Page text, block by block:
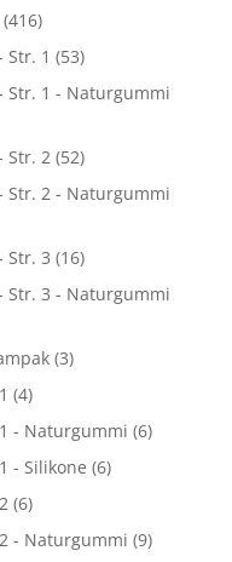
(416)
Str. 1 (53)
Str. 1 - Naturgummi
Str. 2 (52)
Str. 2 - Naturgummi
Str. 3 (16)
Str. 3 - Naturgummi
(3)
(4)
- Naturgummi (6)
- Silikone (6)
(6)
- Naturgummi (9)